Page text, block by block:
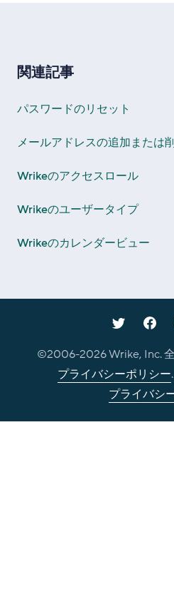
関連記事
パスワードのリセット
メールアドレスの追加または
Wrikeのアクセスロール
Wrikeのユーザータイプ
Wrikeのカレンダービュー
©2006-2026Wrike, Inc.
プライバシーポリシー.
プライバシ